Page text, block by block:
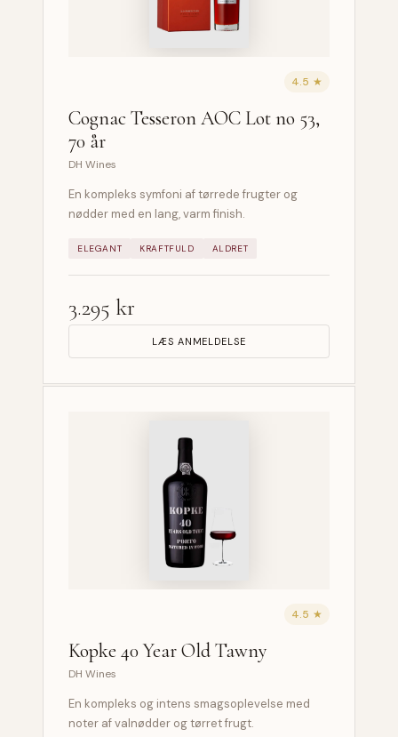
4.5 ★
Cognac Tesseron AOC Lot no 53,
70 år
DH Wines
En kompleks symfoni af tørrede frugter og
nødder med en lang, varm finish.
ELEGANT KRAFTFULD ALDRET
3.295 kr
LÆS ANMELDELSE
4.5 ★
Kopke 40 Year Old Tawny
DH Wines
En kompleks og intens smagsoplevelse med
noter af valnødder og tørret frugt.